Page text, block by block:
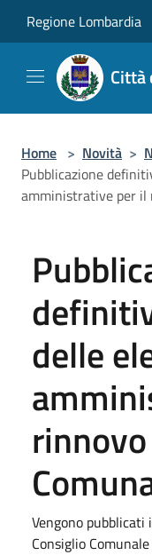
Regione Lombardia
Città
Home > Novità >
Pubblicazione
amministrative per il
delle
Vengono pubblicati
Consiglio